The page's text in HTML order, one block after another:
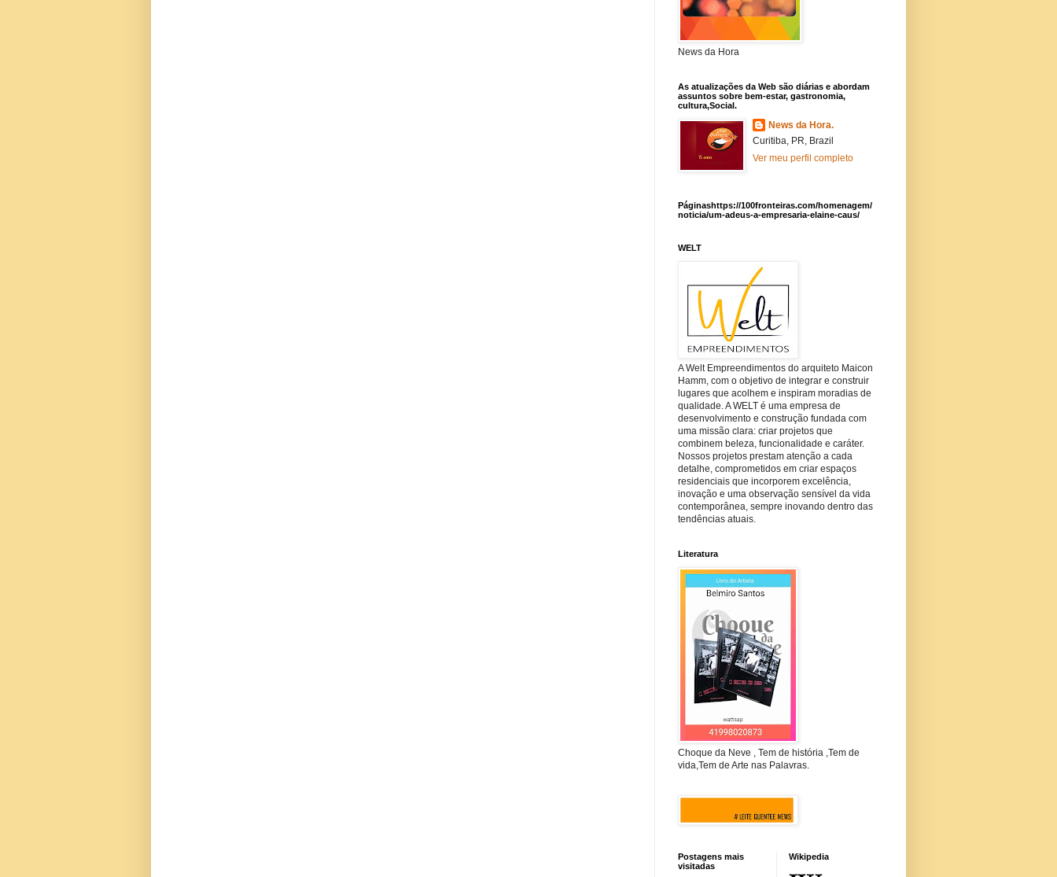
News da Hora
As atualizações da Web são diárias e abordam
assuntos sobre bem-estar, gastronomia,
cultura,Social.
News da Hora.
Curitiba, PR, Brazil
Ver meu perfil completo
Páginashttps://100fronteiras.com/homenagem/
noticia/um-adeus-a-empresaria-elaine-caus/
WELT
A Welt Empreendimentos do arquiteto Maicon
Hamm, com o objetivo de integrar e construir
lugares que acolhem e inspiram moradias de
qualidade. A WELT é uma empresa de
desenvolvimento e construção fundada com
uma missão clara: criar projetos que
combinem beleza, funcionalidade e caráter.
Nossos projetos prestam atenção a cada
detalhe, comprometidos em criar espaços
residenciais que incorporem excelência,
inovação e uma observação sensível da vida
contemporânea, sempre inovando dentro das
tendências atuais.
Literatura
Choque da Neve , Tem de história ,Tem de
vida,Tem de Arte nas Palavras.
Postagens mais
visitadas
Wikipedia